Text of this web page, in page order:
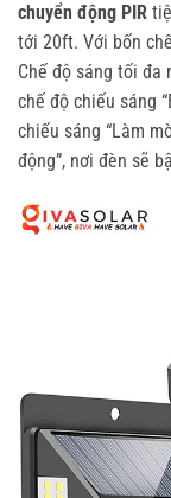
chuyển động PIR
tới 20ft. Với bốn
Chế độ sáng tối đa
chế độ chiếu sáng
chiếu sáng “Làm
động”, nơi đèn sẽ